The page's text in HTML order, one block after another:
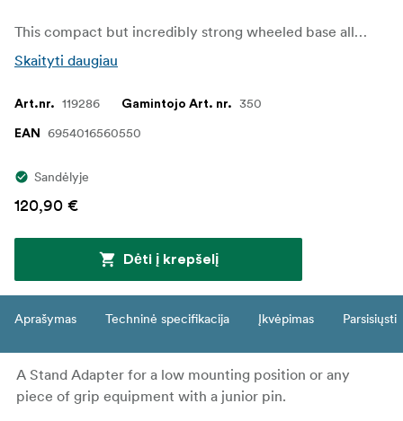
This compact but incredibly strong wheeled base allows its legs to be folded parallel to one another for easy storage and transportation. It features a junior 1 1/8" (28mm) receiver to accept a C Stand riser section. Makes your C Stands mobile.
Skaityti daugiau
Art.nr. 119286 Gamintojo Art. nr. 350
EAN 6954016560550
Sandėlyje
120,90 €
Dėti į krepšelį
Aprašymas Techninė specifikacija Įkvėpimas Parsisiųsti
A Stand Adapter for a low mounting position or any
piece of grip equipment with a junior pin.